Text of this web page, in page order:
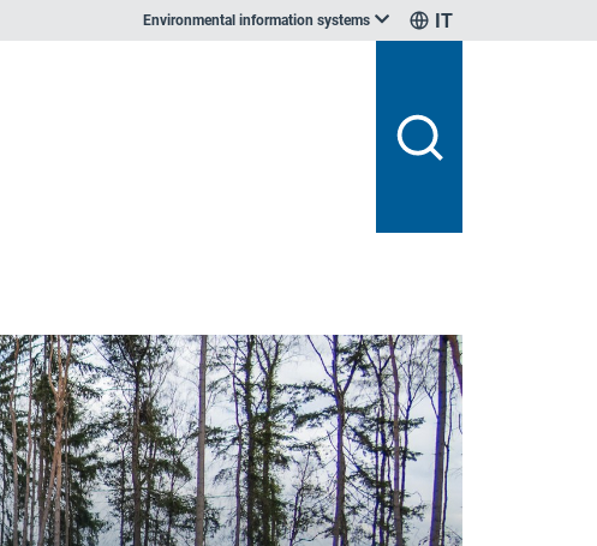
Environmental information systems IT